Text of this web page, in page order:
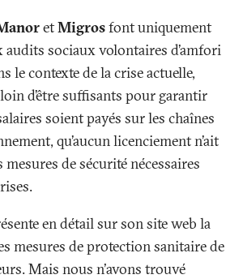
etMigrosfont uniquement
audits sociaux volontaires d’amfori
le contexte de la crise actuelle,
d’être suffisants pour garantir
soient payés sur les chaînes
qu’aucun licenciement n’ait
mesures de sécurité nécessaires
en détail sur son site web la
mesures de protection sanitaire de
Mais nous n'avons trouvé